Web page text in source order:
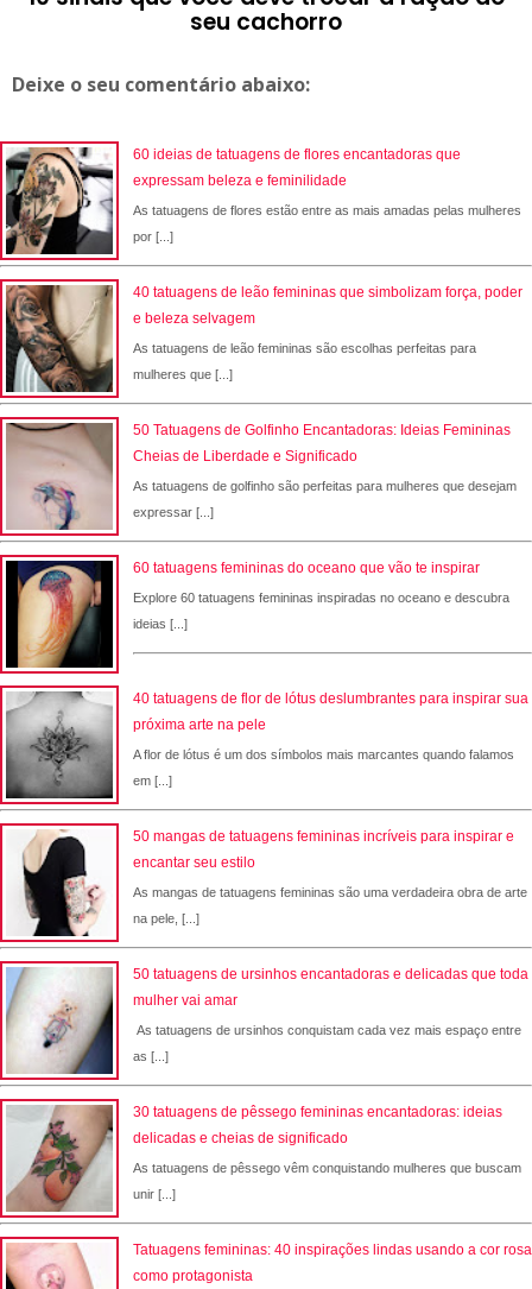
seu cachorro
Deixe o seu comentário abaixo:
60 ideias de tatuagens de flores encantadoras que
expressam beleza e feminilidade
As tatuagens de flores estão entre as mais amadas pelas mulheres
por [...]
40 tatuagens de leão femininas que simbolizam força, poder
e beleza selvagem
As tatuagens de leão femininas são escolhas perfeitas para
mulheres que [...]
50 Tatuagens de Golfinho Encantadoras: Ideias Femininas
Cheias de Liberdade e Significado
As tatuagens de golfinho são perfeitas para mulheres que desejam
expressar [...]
60 tatuagens femininas do oceano que vão te inspirar
Explore 60 tatuagens femininas inspiradas no oceano e descubra
ideias [...]
40 tatuagens de flor de lótus deslumbrantes para inspirar sua
próxima arte na pele
A flor de lótus é um dos símbolos mais marcantes quando falamos
em [...]
50 mangas de tatuagens femininas incríveis para inspirar e
encantar seu estilo
As mangas de tatuagens femininas são uma verdadeira obra de arte
na pele, [...]
50 tatuagens de ursinhos encantadoras e delicadas que toda
mulher vai amar
As tatuagens de ursinhos conquistam cada vez mais espaço entre
as [...]
30 tatuagens de pêssego femininas encantadoras: ideias
delicadas e cheias de significado
As tatuagens de pêssego vêm conquistando mulheres que buscam
unir [...]
Tatuagens femininas: 40 inspirações lindas usando a cor rosa
como protagonista